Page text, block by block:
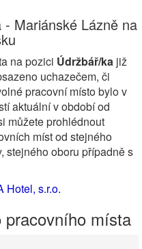
Mariánské Lázně na
na pozici Údržbář/ka již
uchazečem, či
pracovní místo bylo v
aktuální v období od
můžete prohlédnout
míst od stejného
stejného oboru případně s
Hotel, s.r.o.
pracovního místa